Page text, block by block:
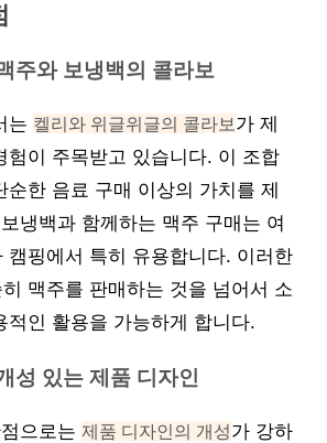
주와 보냉백의 콜라보
는 켈리와 위글위글의 콜라보 가 제
험이 주목받고 있습니다. 이 조합
순한 음료 구매 이상의 가치를 제
냉백과 함께하는 맥주 구매는 여
캠핑에서 특히 유용합니다. 이러한
맥주를 판매하는 것을 넘어서 소
적인 활용을 가능하게 합니다.
성 있는 제품 디자인
으로는 제품 디자인의 개성가 강하